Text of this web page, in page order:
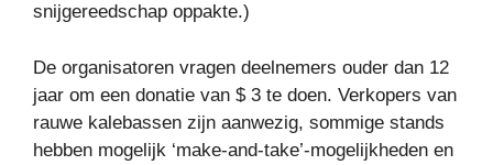
snijgereedschap oppakte.)
De organisatoren vragen deelnemers ouder dan 12
jaar om een ​​donatie van $ 3 te doen. Verkopers van
rauwe kalebassen zijn aanwezig, sommige stands
hebben mogelijk ‘make-and-take’-mogelijkheden en